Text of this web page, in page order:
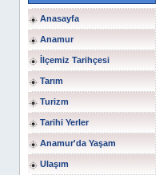
Anasayfa
Anamur
İlçemiz Tarihçesi
Tarım
Turizm
Tarihi Yerler
Anamur'da Yaşam
Ulaşım